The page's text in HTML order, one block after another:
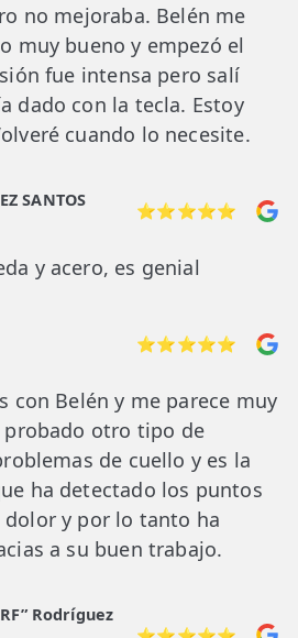
no mejoraba. Belén me
muy bueno y empezó el
fue intensa pero salí
dado con la tecla. Estoy
cuando lo necesite.
SANTOS
⭐⭐⭐⭐⭐
y acero, es genial
⭐⭐⭐⭐⭐
con Belén y me parece muy
otro tipo de
de cuello y es la
ha detectado los puntos
dolor y por lo tanto ha
a su buen trabajo.
Rodríguez